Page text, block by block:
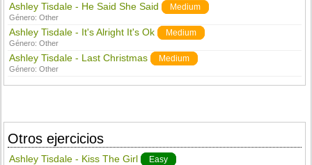
Ashley Tisdale - He Said She Said Medium
Género:Other
Ashley Tisdale - It's Alright It's Ok Medium
Género:Other
Ashley Tisdale - Last Christmas Medium
Género:Other
Otros ejercicios
Ashley Tisdale - Kiss The Girl Easy